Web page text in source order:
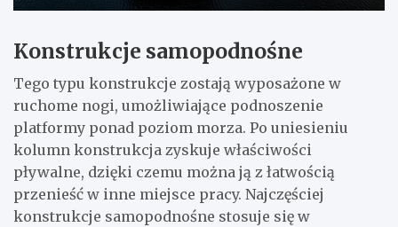
Konstrukcje samopodnośne
Tego typu konstrukcje zostają wyposażone w
ruchome nogi, umożliwiające podnoszenie
platformy ponad poziom morza. Po uniesieniu
kolumn konstrukcja zyskuje właściwości
pływalne, dzięki czemu można ją z łatwością
przenieść w inne miejsce pracy. Najczęściej
konstrukcje samopodnośne stosuje się w